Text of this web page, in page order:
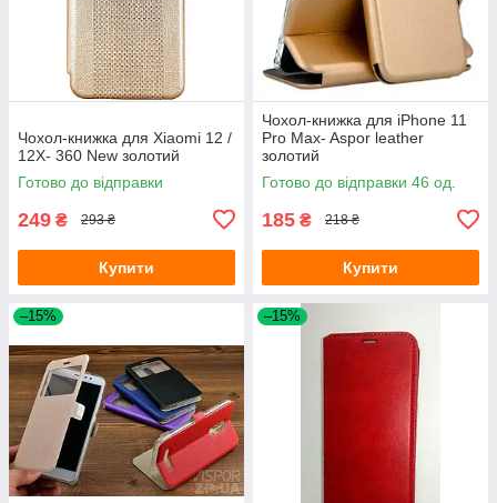
Чохол-книжка для Xiaomi 12 /
12X- 360 New золотий
Готово до відправки
249 ₴ 293 ₴
Купити
Чохол-книжка для iPhone 11
Pro Max- Aspor leather
золотий
Готово до відправки 46 од.
185 ₴ 218 ₴
Купити
–15% –15%